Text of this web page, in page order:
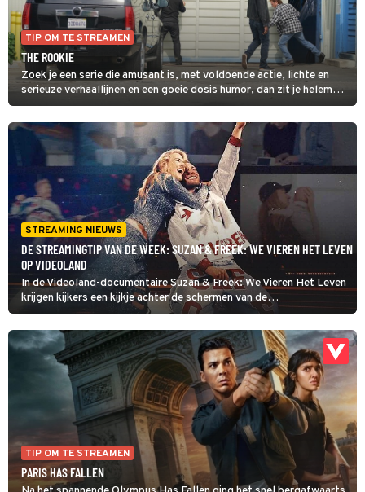
TIP OM TE STREAMEN
THE ROOKIE
Zoek je een serie die amusant is, met voldoende actie, lichte en
serieuze verhaallijnen en een goeie dosis humor, dan zit je helemaal
gebakken met The Rookie. En dan laat de serie ook nog prima zien
dat politiemensen best een lastige baan hebben. In het derde
seizoen werd de reeks een beetje te woke, maar dat werd vanaf
het vierde hersteld.
STREAMING NIEUWS
DE STREAMINGTIP VAN DE WEEK: SUZAN & FREEK: WE VIEREN HET LEVEN
OP VIDEOLAND
In de Videoland-documentaire Suzan & Freek: We Vieren Het Leven
krijgen kijkers een kijkje achter de schermen van de
voorbereidingen op de GelreDome-concerten. Een registratie van
het concert staat al online.
TIP OM TE STREAMEN
PARIS HAS FALLEN